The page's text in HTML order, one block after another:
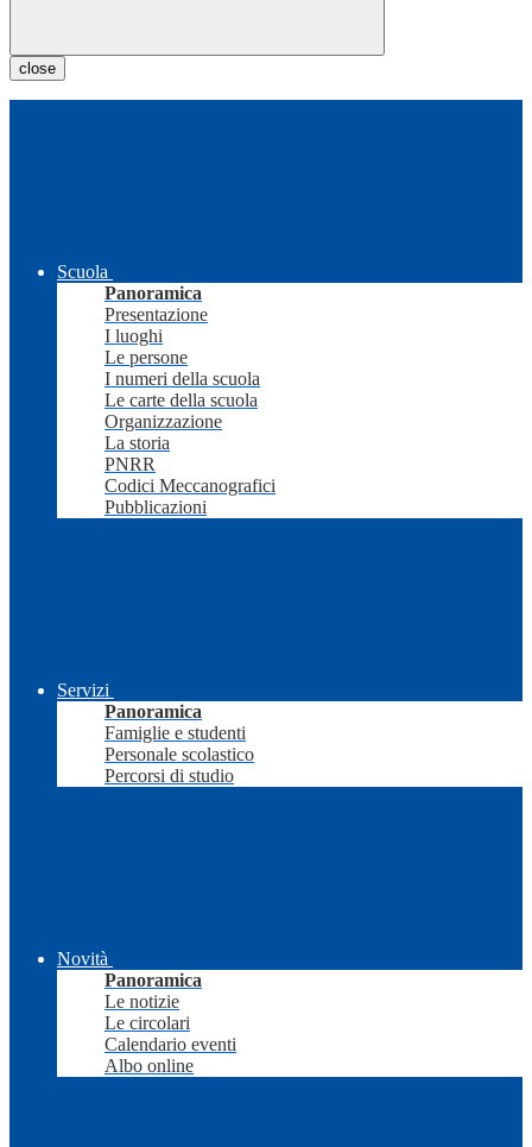
close
Scuola
Panoramica
Presentazione
I luoghi
Le persone
I numeri della scuola
Le carte della scuola
Organizzazione
La storia
PNRR
Codici Meccanografici
Pubblicazioni
Servizi
Panoramica
Famiglie e studenti
Personale scolastico
Percorsi di studio
Novità
Panoramica
Le notizie
Le circolari
Calendario eventi
Albo online